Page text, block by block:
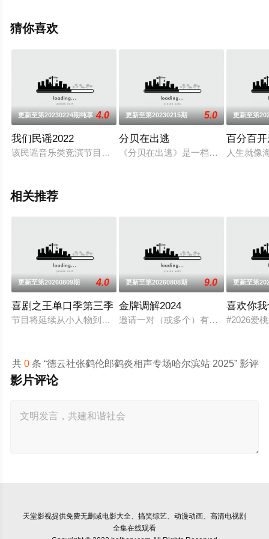
情信息可移步至豆瓣综艺、电视猫或剧情网等平台了解。
猜你喜欢
更新至第20230224期纯享 4.0
我们民谣2022
该民谣音乐类竞演节目集结29组会生活有表达的音乐人齐聚一
更新至第20230215期 5.0
分贝在出逃
《分贝在出逃》是一档新户外音乐
更新至第
百分百
人生就像
相关推荐
更新至第20260809期 4.0
喜剧之王单口季第三季
节目将延续从小人物到喜剧之王的故事，汇聚来自全国各地脱
更新至第20260808期 9.0
金牌调解2024
邀请一对（或多个）有矛盾的当事人
更新至第
喜欢你
#2026爱
共0 条 “德云社张鹤伦郎鹤炎相声专场哈尔滨站 2025” 影评
影片评论
天堂影视提供免费无删减电影大全、搞笑综艺、动漫动画、高清电视剧
全集在线观看